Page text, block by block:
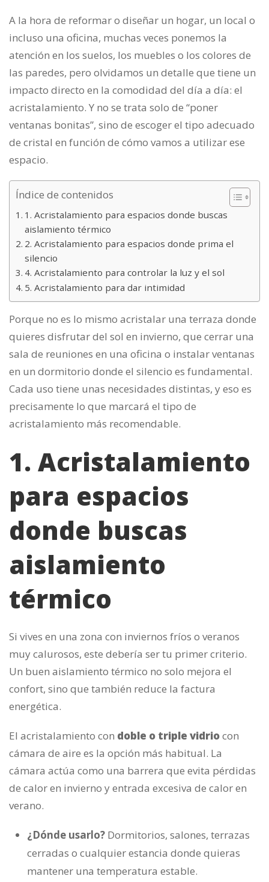
A la hora de reformar o diseñar un hogar, un local o
incluso una oficina, muchas veces ponemos la
atención en los suelos, los muebles o los colores de
las paredes, pero olvidamos un detalle que tiene un
impacto directo en la comodidad del día a día: el
acristalamiento. Y no se trata solo de “poner
ventanas bonitas”, sino de escoger el tipo adecuado
de cristal en función de cómo vamos a utilizar ese
espacio.
Índice de contenidos
1. Acristalamiento para espacios donde buscas
aislamiento térmico
2. Acristalamiento para espacios donde prima el
silencio
4. Acristalamiento para controlar la luz y el sol
5. Acristalamiento para dar intimidad
Porque no es lo mismo acristalar una terraza donde
quieres disfrutar del sol en invierno, que cerrar una
sala de reuniones en una oficina o instalar ventanas
en un dormitorio donde el silencio es fundamental.
Cada uso tiene unas necesidades distintas, y eso es
precisamente lo que marcará el tipo de
acristalamiento más recomendable.
1. Acristalamiento
para espacios
donde buscas
aislamiento
térmico
Si vives en una zona con inviernos fríos o veranos
muy calurosos, este debería ser tu primer criterio.
Un buen aislamiento térmico no solo mejora el
confort, sino que también reduce la factura
energética.
El acristalamiento con doble o triple vidriocon
cámara de aire es la opción más habitual. La
cámara actúa como una barrera que evita pérdidas
de calor en invierno y entrada excesiva de calor en
verano.
¿Dónde usarlo? Dormitorios, salones, terrazas
cerradas o cualquier estancia donde quieras
mantener una temperatura estable.